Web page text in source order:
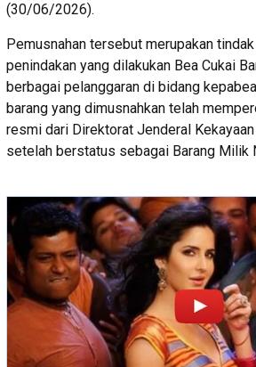
(30/06/2026).
Pemusnahan tersebut merupakan
penindakan yang dilakukan Bea Cukai
berbagai pelanggaran di bidang
barang yang dimusnahkan telah
resmi dari Direktorat Jenderal
setelah berstatus sebagai Barang Milik